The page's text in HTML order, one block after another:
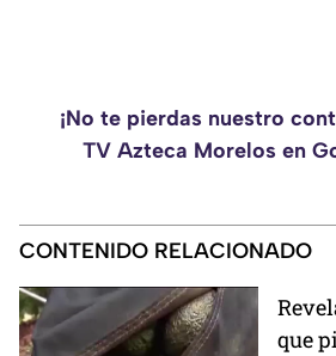
¡No te pierdas nuestro
TV Azteca Morelos en
CONTENIDO RELACIONADO
que